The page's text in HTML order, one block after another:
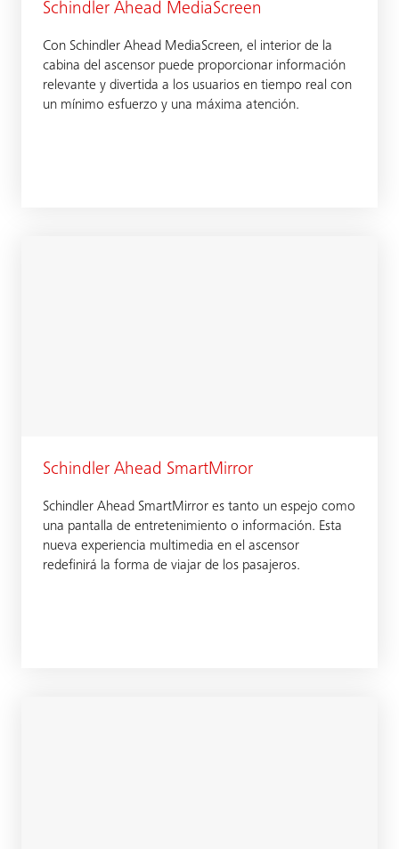
Schindler Ahead MediaScreen
Con Schindler Ahead MediaScreen, el interior de la
cabina del ascensor puede proporcionar información
relevante y divertida a los usuarios en tiempo real con
un mínimo esfuerzo y una máxima atención.
Schindler Ahead SmartMirror
Schindler Ahead SmartMirror es tanto un espejo como
una pantalla de entretenimiento o información. Esta
nueva experiencia multimedia en el ascensor
redefinirá la forma de viajar de los pasajeros.